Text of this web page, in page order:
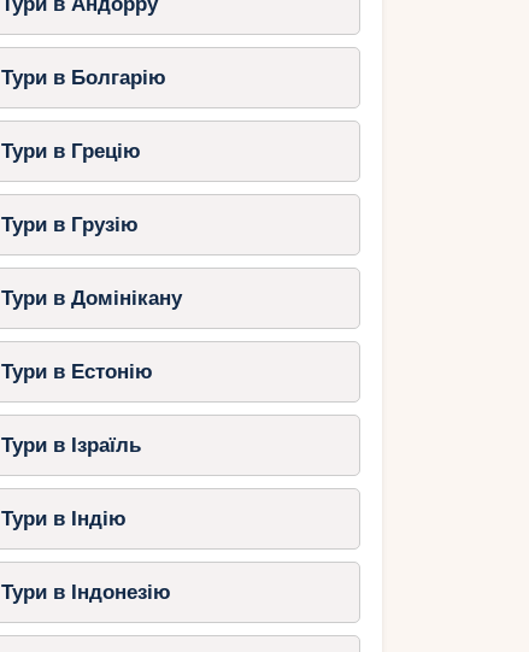
Тури в Болгарію
Тури в Грецію
Тури в Грузію
Тури в Домінікану
Тури в Естонію
Тури в Ізраїль
Тури в Індію
Тури в Індонезію